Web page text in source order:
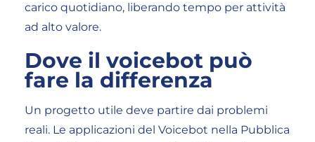
carico quotidiano, liberando tempo per attività
ad alto valore.
Dove il voicebot può
fare la differenza
Un progetto utile deve partire dai problemi
reali. Le applicazioni del Voicebot nella Pubblica